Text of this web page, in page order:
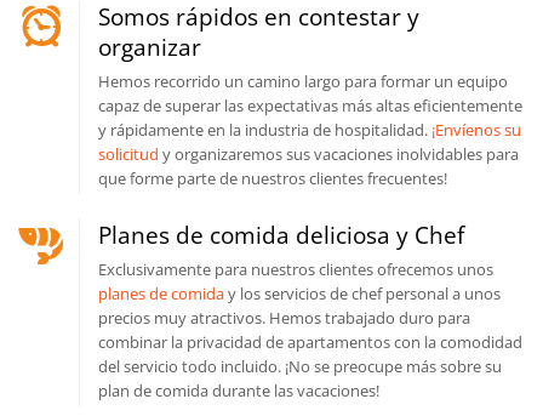
Somos rápidos en contestar y
organizar
Hemos recorrido un camino largo para formar un equipo
capaz de superar las expectativas más altas eficientemente
y rápidamente en la industria de hospitalidad. ¡Envíenos su
solicitud y organizaremos sus vacaciones inolvidables para
que forme parte de nuestros clientes frecuentes!
Planes de comida deliciosa y Chef
Exclusivamente para nuestros clientes ofrecemos unos
planes de comiday los servicios de chef personal a unos
precios muy atractivos. Hemos trabajado duro para
combinar la privacidad de apartamentos con la comodidad
del servicio todo incluido. ¡No se preocupe más sobre su
plan de comida durante las vacaciones!